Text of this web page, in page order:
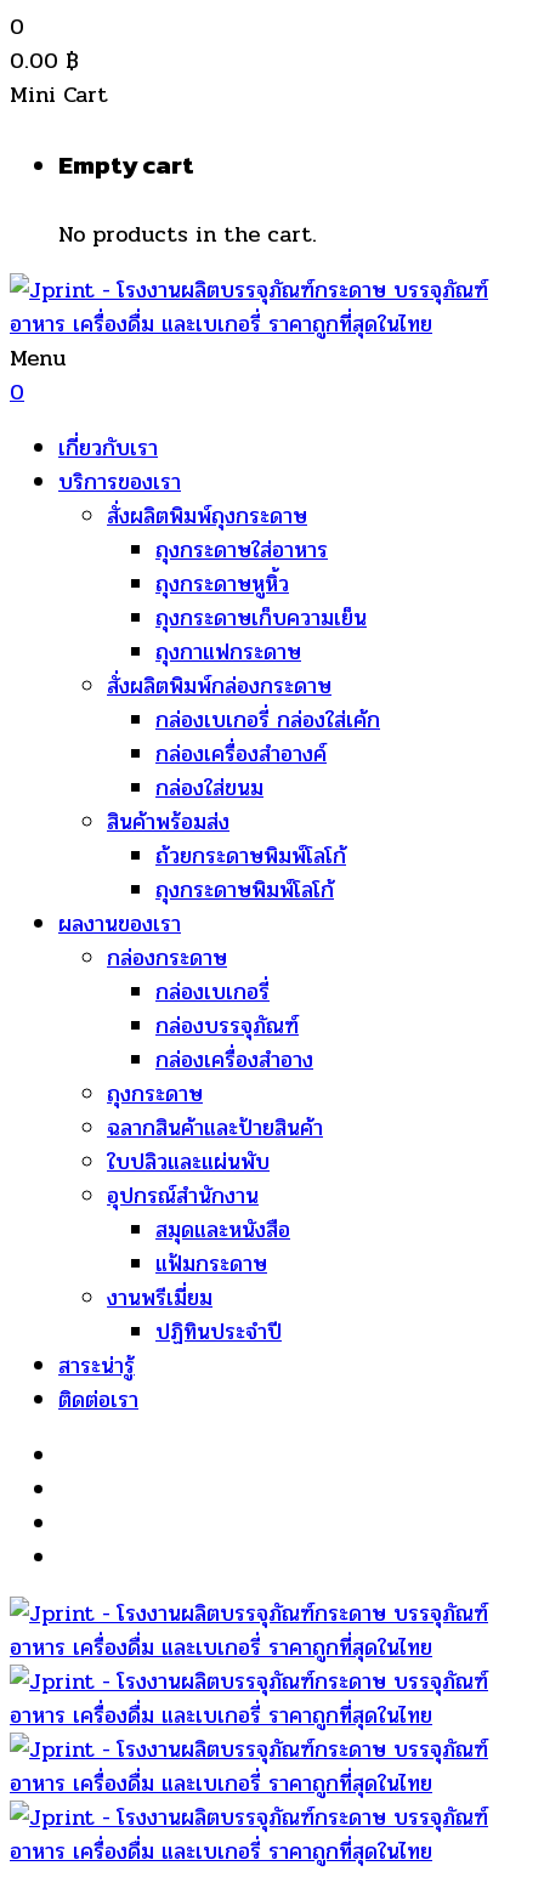
0
0.00 ฿
Mini Cart
Empty cart
No products in the cart.
Menu
0
เกี่ยวกับเรา
บริการของเรา
สั่งผลิตพิมพ์ถุงกระดาษ
ถุงกระดาษใส่อาหาร
ถุงกระดาษหูหิ้ว
ถุงกระดาษเก็บความเย็น
ถุงกาแฟกระดาษ
สั่งผลิตพิมพ์กล่องกระดาษ
กล่องเบเกอรี่ กล่องใส่เค้ก
กล่องเครื่องสำอางค์
กล่องใส่ขนม
สินค้าพร้อมส่ง
ถ้วยกระดาษพิมพ์โลโก้
ถุงกระดาษพิมพ์โลโก้
ผลงานของเรา
กล่องกระดาษ
กล่องเบเกอรี่
กล่องบรรจุภัณฑ์
กล่องเครื่องสำอาง
ถุงกระดาษ
ฉลากสินค้าและป้ายสินค้า
ใบปลิวและแผ่นพับ
อุปกรณ์สำนักงาน
สมุดและหนังสือ
แฟ้มกระดาษ
งานพรีเมี่ยม
ปฏิทินประจำปี
สาระน่ารู้
ติดต่อเรา